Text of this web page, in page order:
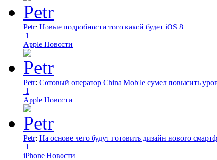
Petr: Новые подробности того какой будет iOS 8
1
Apple Новости
Petr: Сотовый оператор China Mobile сумел повысить
1
Apple Новости
Petr: На основе чего будут готовить дизайн нового
1
iPhone Новости